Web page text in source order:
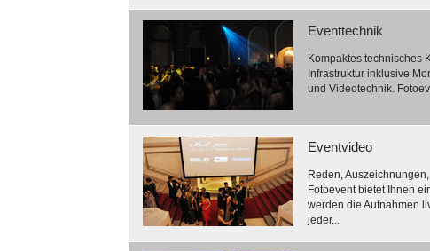
Eventtechnik
Kompaktes technisches
Infrastruktur inklusive
und Videotechnik.
Eventvideo
Reden,
Fotoevent bietet Ihnen
werden die Aufnahmen
jeder...